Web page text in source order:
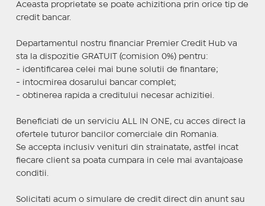
Aceasta proprietate se poate achizitiona prin orice tip de
credit bancar.
Departamentul nostru financiar Premier Credit Hub va
sta la dispozitie GRATUIT (comision 0%) pentru:
- identificarea celei mai bune solutii de finantare;
- intocmirea dosarului bancar complet;
- obtinerea rapida a creditului necesar achizitiei.
Beneficiati de un serviciu ALL IN ONE, cu acces direct la
ofertele tuturor bancilor comerciale din Romania.
Se accepta inclusiv venituri din strainatate, astfel incat
fiecare client sa poata cumpara in cele mai avantajoase
conditii.
Solicitati acum o simulare de credit direct din anunt sau